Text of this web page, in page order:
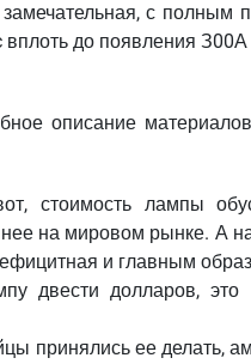
с полным
до появления З00А
описание
стоимость лампы
на мировом рынке. А
и главным
двести долларов, это
принялись ее делать,